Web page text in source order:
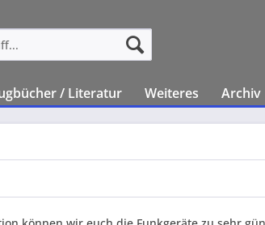
/ Literatur Weiteres Archiv